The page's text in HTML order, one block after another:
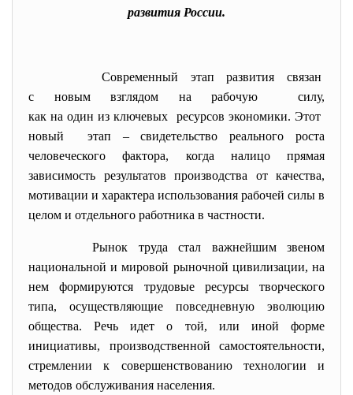
развития России.
Современный этап развития связан
с новым взглядом на рабочую силу,
как на один из ключевых ресурсов экономики. Этот
новый этап – свидетельство реального роста
человеческого фактора, когда налицо прямая
зависимость результатов производства от качества,
мотивации и характера использования рабочей силы в
целом и отдельного работника в частности.
Рынок труда стал важнейшим звеном
национальной и мировой рыночной цивилизации, на
нем формируются трудовые ресурсы творческого
типа, осуществляющие повседневную эволюцию
общества. Речь идет о той, или иной форме
инициативы, производственной самостоятельности,
стремлении к совершенствованию технологии и
методов обслуживания населения.